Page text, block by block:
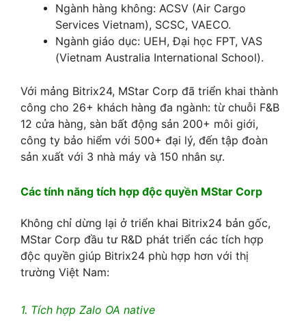
Ngành hàng không: ACSV (Air Cargo
Services Vietnam), SCSC, VAECO.
Ngành giáo dục: UEH, Đại học FPT, VAS
(Vietnam Australia International School).
Với mảng Bitrix24, MStar Corp đã triển khai thành
công cho 26+ khách hàng đa ngành: từ chuỗi F&B
12 cửa hàng, sàn bất động sản 200+ môi giới,
công ty bảo hiểm với 500+ đại lý, đến tập đoàn
sản xuất với 3 nhà máy và 150 nhân sự.
Các tính năng tích hợp độc quyền MStar Corp
Không chỉ dừng lại ở triển khai Bitrix24 bản gốc,
MStar Corp đầu tư R&D phát triển các tích hợp
độc quyền giúp Bitrix24 phù hợp hơn với thị
trường Việt Nam:
1. Tích hợp Zalo OA native